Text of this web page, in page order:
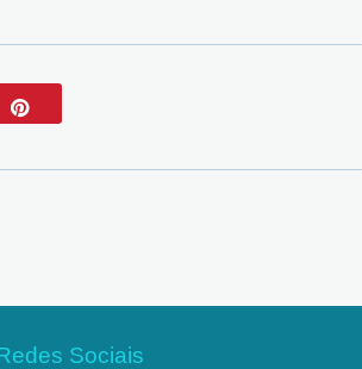
Sociais